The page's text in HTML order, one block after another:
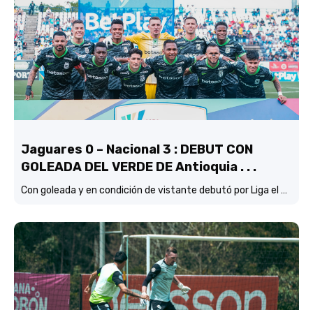
Jaguares 0 – Nacional 3 : DEBUT CON
GOLEADA DEL VERDE DE Antioquia . . .
Con goleada y en condición de vistante debutó por Liga el verde de Lucas González frente a Jaguares de Córdoba.